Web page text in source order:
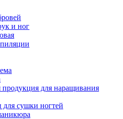
и ног
для наращивания
сушки ногтей